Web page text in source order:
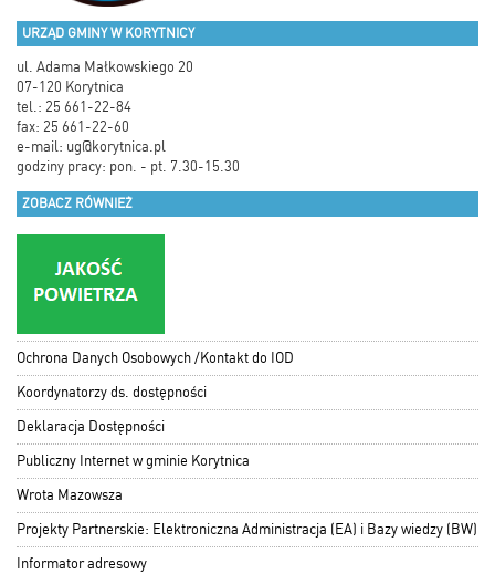
URZĄD GMINY W KORYTNICY
ul. Adama Małkowskiego 20
07-120 Korytnica
tel.: 25 661-22-84
fax: 25 661-22-60
e-mail: ug@korytnica.pl
godziny pracy: pon. - pt. 7.30-15.30
ZOBACZ RÓWNIEŻ
Ochrona Danych Osobowych /Kontakt do IOD
Koordynatorzy ds. dostępności
Deklaracja Dostępności
Publiczny Internet w gminie Korytnica
Wrota Mazowsza
Projekty Partnerskie: Elektroniczna Administracja (EA) i Bazy wiedzy (BW)
Informator adresowy